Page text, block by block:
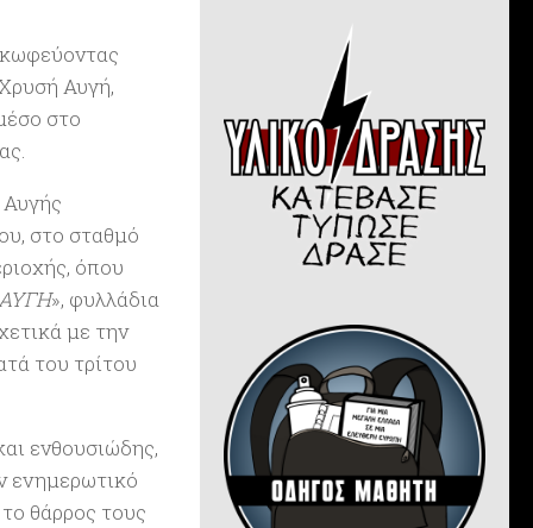
Αυγή,
στο
Αυγής
στο σταθμό
όπου
», φυλλάδια
με την
του τρίτου
ενθουσιώδης,
ενημερωτικό
θάρρος τους